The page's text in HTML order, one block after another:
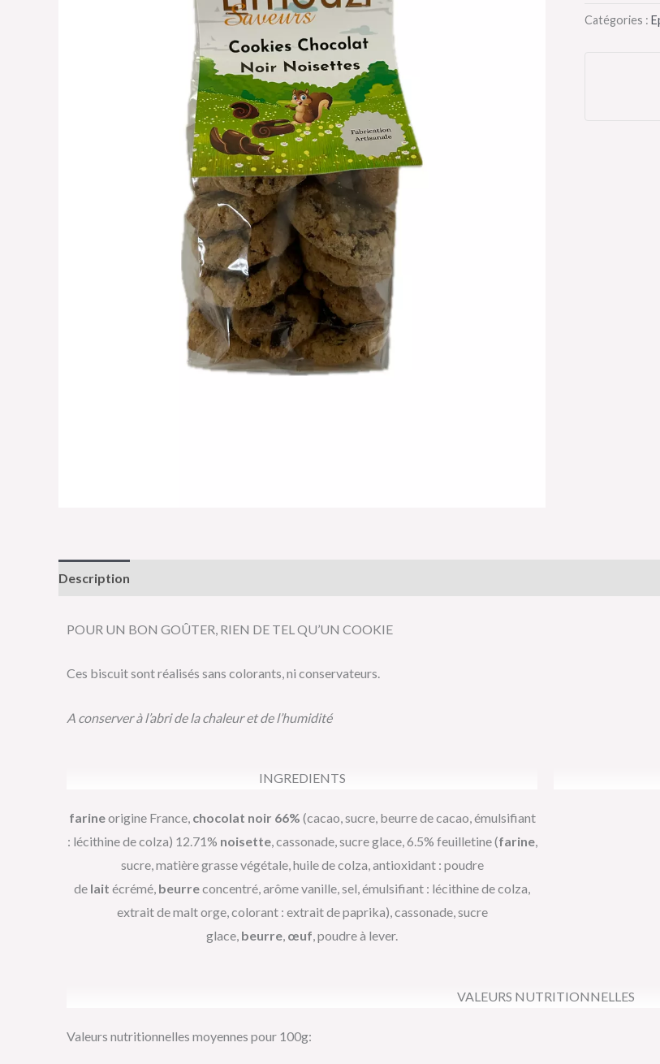
Catégories :
Description
POUR UN BON GOÛTER, RIEN DE TEL QU’UN COOKIE
Ces biscuit sont réalisés sans colorants, ni conservateurs.
A conserver à l’abri de la chaleur et de l’humidité
INGREDIENTS
farineorigine France, chocolat noir 66% (cacao, sucre, beurre de cacao, émulsifiant
: lécithine de colza) 12.71% noisette, cassonade, sucre glace, 6.5% feuilletine (farine,
sucre, matière grasse végétale, huile de colza, antioxidant : poudre
de lait écrémé, beurreconcentré, arôme vanille, sel, émulsifiant : lécithine de colza,
extrait de malt orge, colorant : extrait de paprika), cassonade, sucre
glace, beurre, œuf, poudre à lever.
VALEURS NUTRITIONNELLES
Valeurs nutritionnelles moyennes pour 100g: